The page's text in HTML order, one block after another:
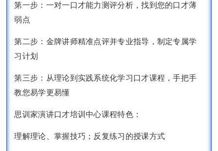
第一步：一对一口才能力测评分析，找到您的口才薄
弱点
第二步：金牌讲师精准点评并专业指导，制定专属学
习计划
第三步：从理论到实践系统化学习口才课程，手把手
教您易学更易懂
思训家演讲口才培训中心课程特色：
理解理论、掌握技巧；反复练习的授课方式